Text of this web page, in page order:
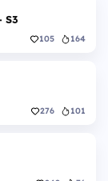
S3
105 164
276 101